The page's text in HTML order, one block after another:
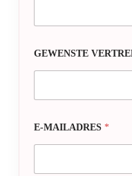
GEWENSTE
E-MAILADRES*